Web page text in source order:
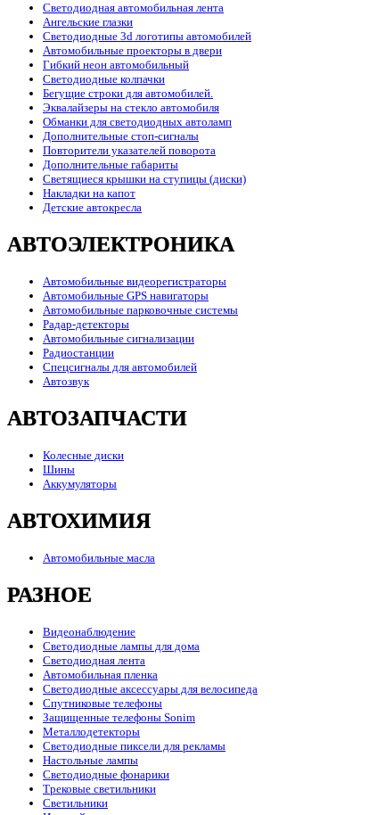
Светодиодная автомобильная лента
Ангельские глазки
Светодиодные 3d логотипы автомобилей
Автомобильные проекторы в двери
Гибкий неон автомобильный
Светодиодные колпачки
Бегущие строки для автомобилей.
Эквалайзеры на стекло автомобиля
Обманки для светодиодных автоламп
Дополнительные стоп-сигналы
Повторители указателей поворота
Дополнительные габариты
Светящиеся крышки на ступицы (диски)
Накладки на капот
Детские автокресла
АВТОЭЛЕКТРОНИКА
Автомобильные видеорегистраторы
Автомобильные GPS навигаторы
Автомобильные парковочные системы
Радар-детекторы
Автомобильные сигнализации
Радиостанции
Спецсигналы для автомобилей
Автозвук
АВТОЗАПЧАСТИ
Колесные диски
Шины
Аккумуляторы
АВТОХИМИЯ
Автомобильные масла
РАЗНОЕ
Видеонаблюдение
Светодиодные лампы для дома
Светодиодная лента
Автомобильная пленка
Светодиодные аксессуары для велосипеда
Спутниковые телефоны
Защищенные телефоны Sonim
Металлодетекторы
Светодиодные пиксели для рекламы
Настольные лампы
Светодиодные фонарики
Трековые светильники
Светильники